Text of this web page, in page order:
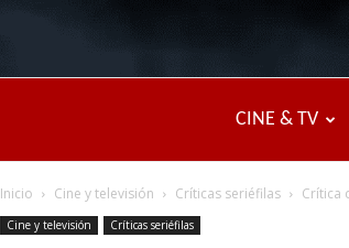
CINE & TV
Inicio Cine y televisión Críticas seriéfilas Crítica
Cine y televisión Críticas seriéfilas